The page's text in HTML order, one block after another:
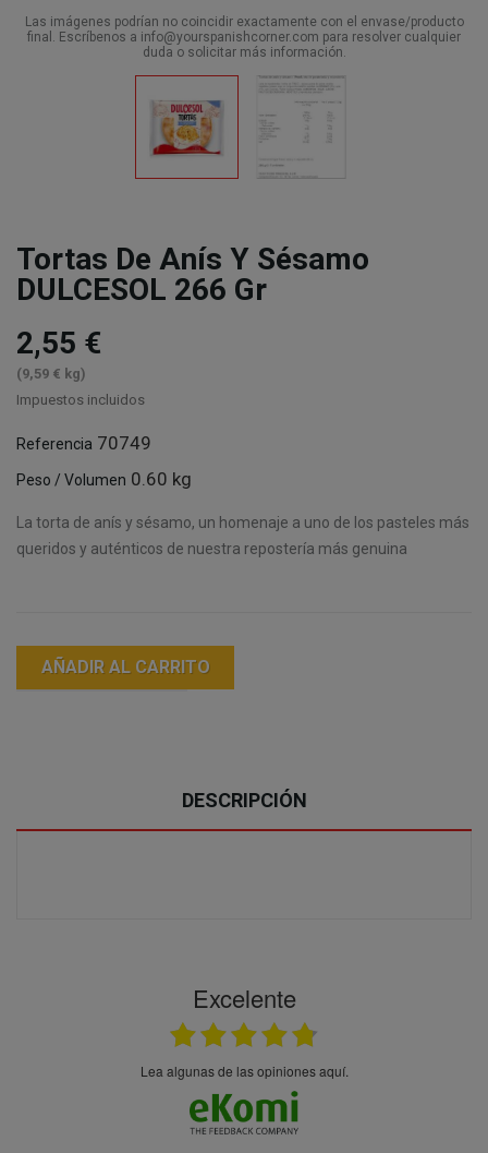
Las imágenes podrían no coincidir exactamente con el envase/producto
final. Escríbenos a info@yourspanishcorner.com para resolver cualquier
duda o solicitar más información.
Tortas De Anís Y Sésamo
DULCESOL 266 Gr
2,55 €
(9,59 € kg)
Impuestos incluidos
Referencia 70749
Peso / Volumen 0.60 kg
La torta de anís y sésamo, un homenaje a uno de los pasteles más
queridos y auténticos de nuestra repostería más genuina
AÑADIR AL CARRITO
DESCRIPCIÓN
Excelente
Lea algunas de las opiniones aquí.